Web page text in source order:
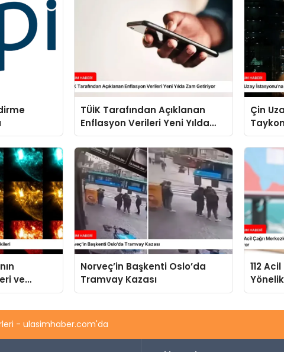
TÜİK Tarafından Açıklanan
Enflasyon Verileri Yeni Yılda
Zam Getiriyor
Çin
ve
Norveç’in Başkenti Oslo’da
Tramvay Kazası
112
- ulasimhaber.com'da